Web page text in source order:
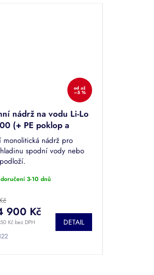
od až
–5 %
nádrž na vodu Li­-Lo
(+ PE poklop a
monolitická nádrž pro
spodní vody nebo
3-10 dnů
Kč bez DPH
900 Kč
DETAIL